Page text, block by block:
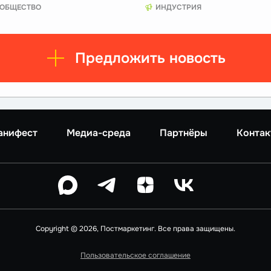
ОБЩЕСТВО ИНДУСТРИЯ
Предложить новость
Медиа-среда Партнёры
Copyright © 2026, Постмаркетинг. Все права защищены.
Пользовательское соглашение